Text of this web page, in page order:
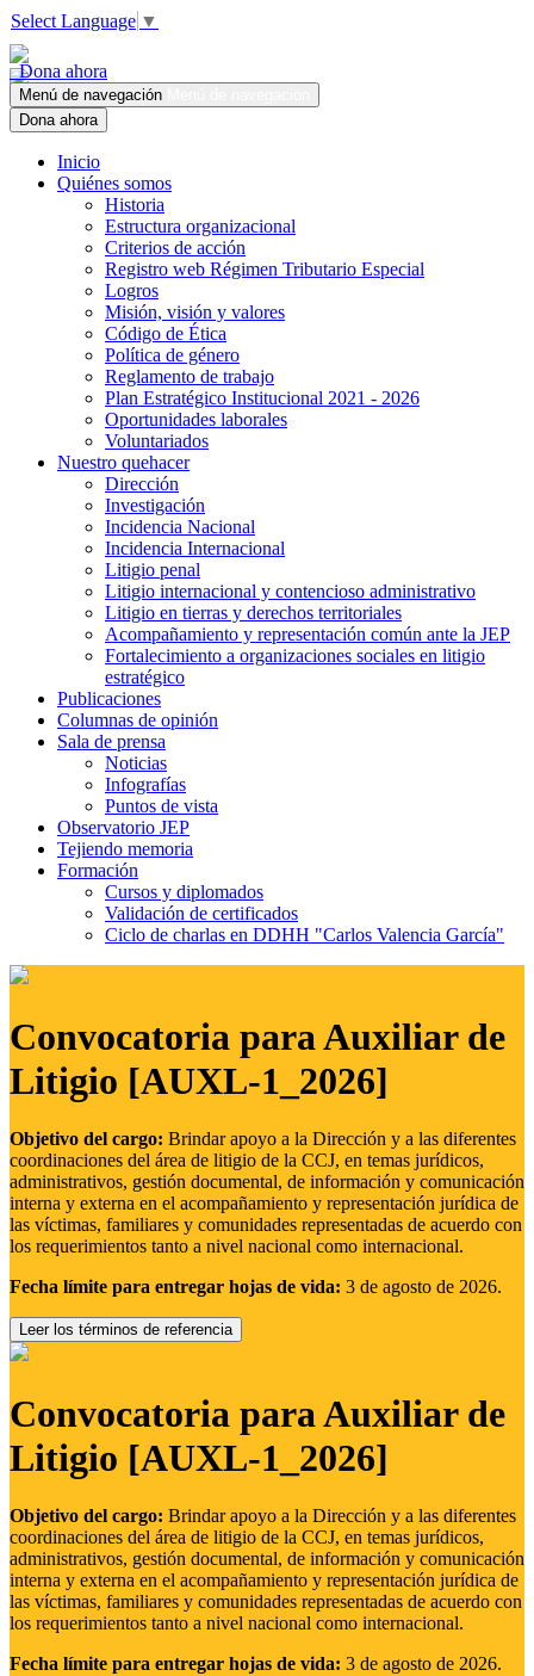
Select Language ▼
Dona ahora
Menú de navegación
Dona ahora
Inicio
Quiénes somos
Historia
Estructura organizacional
Criterios de acción
Registro web Régimen Tributario Especial
Logros
Misión, visión y valores
Código de Ética
Política de género
Reglamento de trabajo
Plan Estratégico Institucional 2021 - 2026
Oportunidades laborales
Voluntariados
Nuestro quehacer
Dirección
Investigación
Incidencia Nacional
Incidencia Internacional
Litigio penal
Litigio internacional y contencioso administrativo
Litigio en tierras y derechos territoriales
Acompañamiento y representación común ante la JEP
Fortalecimiento a organizaciones sociales en litigio
estratégico
Publicaciones
Columnas de opinión
Sala de prensa
Noticias
Infografías
Puntos de vista
Observatorio JEP
Tejiendo memoria
Formación
Cursos y diplomados
Validación de certificados
Ciclo de charlas en DDHH "Carlos Valencia García"
Convocatoria para Auxiliar de
Litigio [AUXL-1_2026]
Objetivo del cargo: Brindar apoyo a la Dirección y a las diferentes
coordinaciones del área de litigio de la CCJ, en temas jurídicos,
administrativos, gestión documental, de información y comunicación
interna y externa en el acompañamiento y representación jurídica de
las víctimas, familiares y comunidades representadas de acuerdo con
los requerimientos tanto a nivel nacional como internacional.
Fecha límite para entregar hojas de vida: 3 de agosto de 2026.
Leer los términos de referencia
Convocatoria para Auxiliar de
Litigio [AUXL-1_2026]
Objetivo del cargo: Brindar apoyo a la Dirección y a las diferentes
coordinaciones del área de litigio de la CCJ, en temas jurídicos,
administrativos, gestión documental, de información y comunicación
interna y externa en el acompañamiento y representación jurídica de
las víctimas, familiares y comunidades representadas de acuerdo con
los requerimientos tanto a nivel nacional como internacional.
Fecha límite para entregar hojas de vida: 3 de agosto de 2026.